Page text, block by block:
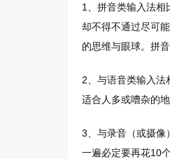
1、拼音类输入法
却不得不通过尽可
的思维与眼球。拼
2、与语音类输入
适合人多或嘈杂的
3、与录音（或摄
一遍必定要再花10